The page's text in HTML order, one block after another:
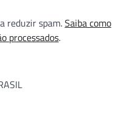
reduzir spam.Saiba como
processados.